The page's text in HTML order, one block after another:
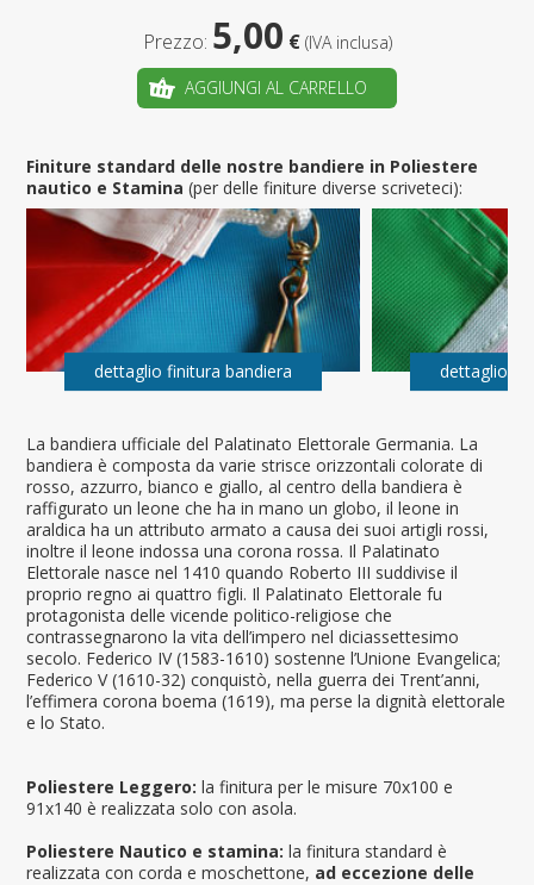
La bandiera ufficiale del Palatinato Elettorale Germania. La
bandiera è composta da varie strisce orizzontali colorate di
rosso, azzurro, bianco e giallo, al centro della bandiera è
raffigurato un leone che ha in mano un globo, il leone in
araldica ha un attributo armato a causa dei suoi artigli rossi,
inoltre il leone indossa una corona rossa. Il Palatinato
Elettorale nasce nel 1410 quando Roberto III suddivise il
proprio regno ai quattro figli. Il Palatinato Elettorale fu
protagonista delle vicende politico-religiose che
contrassegnarono la vita dell’impero nel diciassettesimo
secolo. Federico IV (1583-1610) sostenne l’Unione Evangelica;
Federico V (1610-32) conquistò, nella guerra dei Trent’anni,
l’effimera corona boema (1619), ma perse la dignità elettorale
e lo Stato.
Poliestere Leggero: la finitura per le misure 70x100 e
91x140 è realizzata solo con asola.
Poliestere Nautico e stamina: la finitura standard è
realizzata con corda e moschettone, ad eccezione delle
Prezzo: 5,00 € (IVA inclusa)
AGGIUNGI AL CARRELLO
Finiture standard delle nostre bandiere in Poliestere
nautico e Stamina(per delle finiture diverse scriveteci):
dettaglio finitura bandiera dettaglio